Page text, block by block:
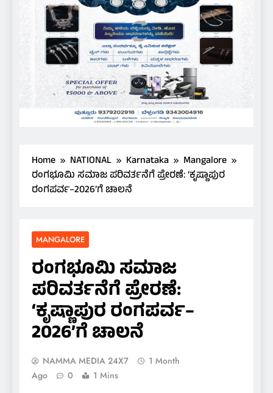
Home NATIONAL Karnataka
Mangalore
ರಂಗಭೂಮಿ ಸಮಾಜ ಪರಿವರ್ತನೆಗೆ ಪ್ರೇರಣೆ: ‘ಕೃಷ್ಣಾಪುರ
ರಂಗಪರ್ವ–2026’ಗೆ ಚಾಲನೆ
MANGALORE
ರಂಗಭೂಮಿ ಸಮಾಜ
ಪರಿವರ್ತನೆಗೆ ಪ್ರೇರಣೆ:
‘ಕೃಷ್ಣಾಪುರ ರಂಗಪರ್ವ–
2026’ಗೆ ಚಾಲನೆ
NAMMA MEDIA 24X7
1 Month
Ago
0 1 Mins